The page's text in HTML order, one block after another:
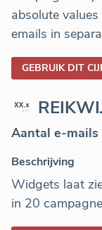
absolute
emails in
GEBRUIK DIT
Aantal e-mails
Beschrijving
Widgets laat
in 20